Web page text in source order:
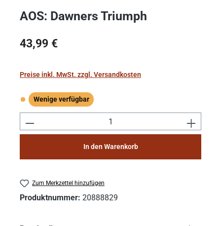
AOS: Dawners Triumph
Regulärer Preis:
43,99 €
Preise inkl. MwSt. zzgl. Versandkosten
Wenige verfügbar
Wenige verfügbar
Produkt Anzahl: Gib den gewünschten
In den Warenkorb
Zum Merkzettel hinzufügen
Produktnummer: 20888829